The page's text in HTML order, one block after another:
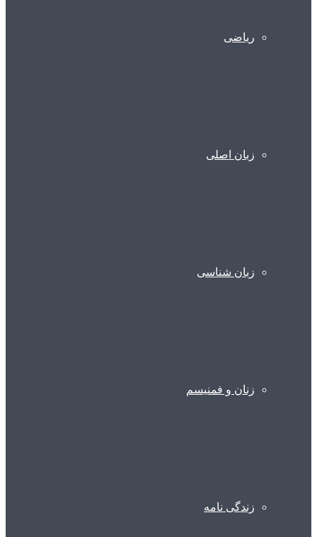
ریاضی
زبان اصلی
زبان شناسی
زنان و فمنیسم
زندگی نامه